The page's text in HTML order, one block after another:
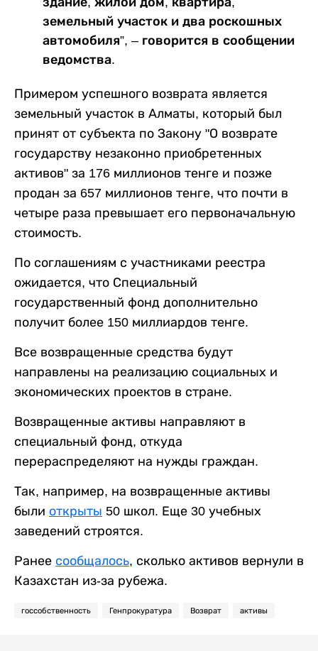
земельный участок и два роскошных
автомобиля”, – говорится в сообщении
ведомства.
Примером успешного возврата является
земельный участок в Алматы, который был
принят от субъекта по Закону "О возврате
государству незаконно приобретенных
активов" за 176 миллионов тенге и позже
продан за 657 миллионов тенге, что почти в
четыре раза превышает его первоначальную
стоимость.
По соглашениям с участниками реестра
ожидается, что Специальный
государственный фонд дополнительно
получит более 150 миллиардов тенге.
Все возвращенные средства будут
направлены на реализацию социальных и
экономических проектов в стране.
Возвращенные активы направляют в
специальный фонд, откуда
перераспределяют на нужды граждан.
Так, например, на возвращенные активы
были открыты 50 школ. Еще 30 учебных
заведений строятся.
Ранее сообщалось, сколько активов вернули в
Казахстан из-за рубежа.
госсобственность Генпрокуратура Возврат активы